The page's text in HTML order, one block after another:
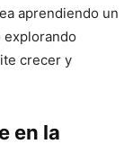
aprendiendo un
explorando
crecer y
en la